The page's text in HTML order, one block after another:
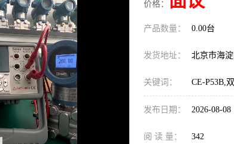
价格：
产品数量： 0.00台
发货地址： 北京市海
关键词： CE-P53B,
发布日期： 2026-08-08
阅 读 量： 342